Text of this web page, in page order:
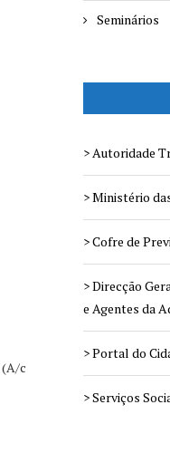
(A/c
Seminários
> Autoridade
> Ministério
> Cofre de
> Direcção
e Agentes da
> Portal do
> Serviços